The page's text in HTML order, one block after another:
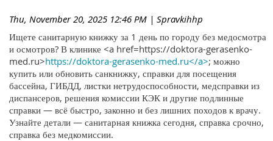
Thu, November 20, 2025 12:46 PM | Spravkihhp
Ищете санитарную книжку за 1 день по городу без медосмотра
и осмотров? В клинике <a href=https://doktora-gerasenko-
med.ru>https://doktora-gerasenko-med.ru</a>; можно
купить или обновить санкнижку, справки для посещения
бассейна, ГИБДД, листки нетрудоспособности, медсправки из
диспансеров, решения комиссии КЭК и другие подлинные
справки — всё быстро, законно и без лишних походов к врачу.
Узнайте детали — санитарная книжка сегодня, справка срочно,
справка без медкомиссии.